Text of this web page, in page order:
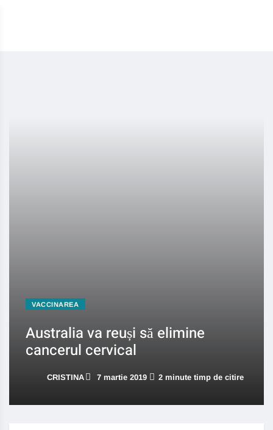
VACCINAREA
Australia va reuși să elimine
cancerul cervical
CRISTINA 7 martie 2019 2 minute timp de citire